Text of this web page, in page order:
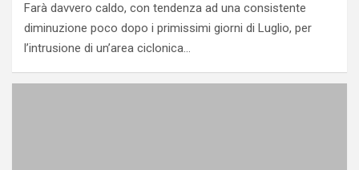
Farà davvero caldo, con tendenza ad una consistente
diminuzione poco dopo i primissimi giorni di Luglio, per
l’intrusione di un’area ciclonica…